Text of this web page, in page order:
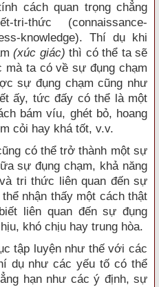
cách quan trọng chẳng
thức (connaissance-
knowledge). Thí dụ khi
(xúc giác) thì có thể ta sẽ
mà ta có về sự đụng chạm
sự đụng chạm cũng như
ấy, tức đấy có thể là một
bám víu, ghét bỏ, hoang
cỏi hay khá tốt, v.v.
có thể trở thành một sự
sự đụng chạm, khả năng
tri thức liên quan đến sự
nhận thấy một cách thật
liên quan đến sự đụng
khó chịu hay trung hòa.
luyện như thế với các
dụ như các yếu tố có thể
hạn như các ý định, sự